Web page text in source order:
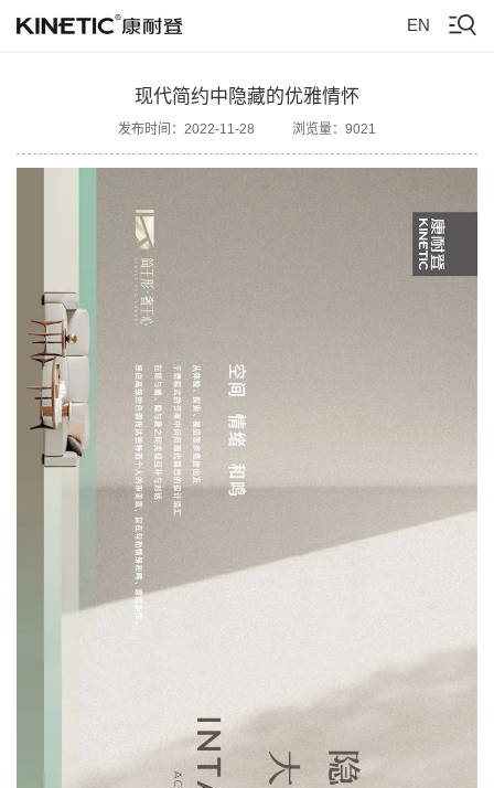
EN
现代简约中隐藏的优雅情怀
发布时间：2022-11-28 浏览量：9021